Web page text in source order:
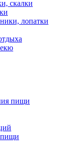
скалки
лопатки
пищи
пищи